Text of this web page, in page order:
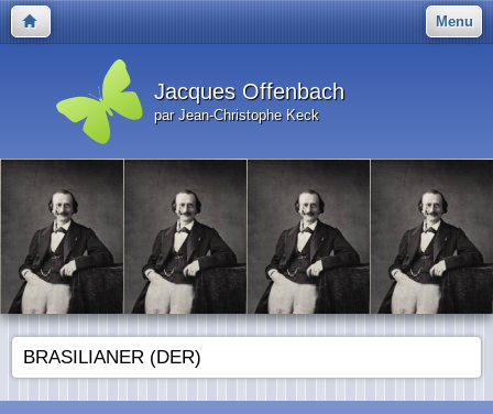
Menu
Jacques Offenbach
par Jean-Christophe Keck
BRASILIANER (DER)